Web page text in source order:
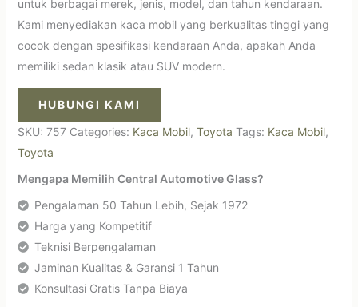
untuk berbagai merek, jenis, model, dan tahun kendaraan.
Kami menyediakan kaca mobil yang berkualitas tinggi yang
cocok dengan spesifikasi kendaraan Anda, apakah Anda
memiliki sedan klasik atau SUV modern.
HUBUNGI KAMI
SKU: 757 Categories: Kaca Mobil, Toyota Tags: Kaca Mobil,
Toyota
Mengapa Memilih Central Automotive Glass?
Pengalaman 50 Tahun Lebih, Sejak 1972
Harga yang Kompetitif
Teknisi Berpengalaman
Jaminan Kualitas & Garansi 1 Tahun
Konsultasi Gratis Tanpa Biaya